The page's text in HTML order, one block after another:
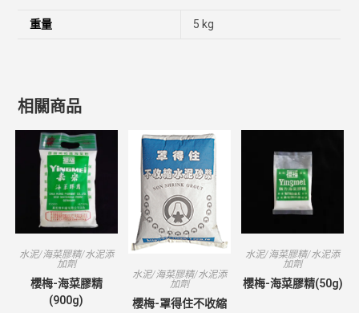
重量 5 kg
相關商品
水泥/海菜膠精/水泥添
加劑
櫻梅-海菜膠精
(900g)
水泥/海菜膠精/水泥添
加劑
櫻梅-罩得住不收縮
水泥/海菜膠精/水泥添
加劑
櫻梅-海菜膠精(50g)